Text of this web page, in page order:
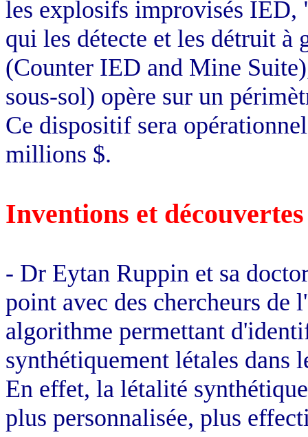
les explosifs improvisés
qui les détecte et les détruit à
(Counter IED and Mine
sous-sol) opère sur un
Ce dispositif sera
millions $.
Inventions et découvertes
- Dr Eytan Ruppin et sa
point avec des chercheurs
algorithme permettant
synthétiquement létales dans
En effet, la létalité
plus personnalisée, plus